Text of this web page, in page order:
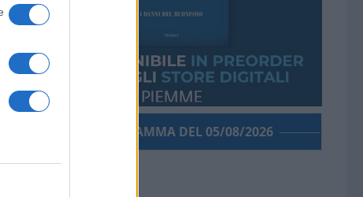
PORROGRAMMA DEL 05/08/2026